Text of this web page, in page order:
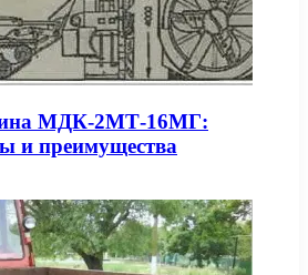
МДК-2МТ-16МГ:
и преимущества